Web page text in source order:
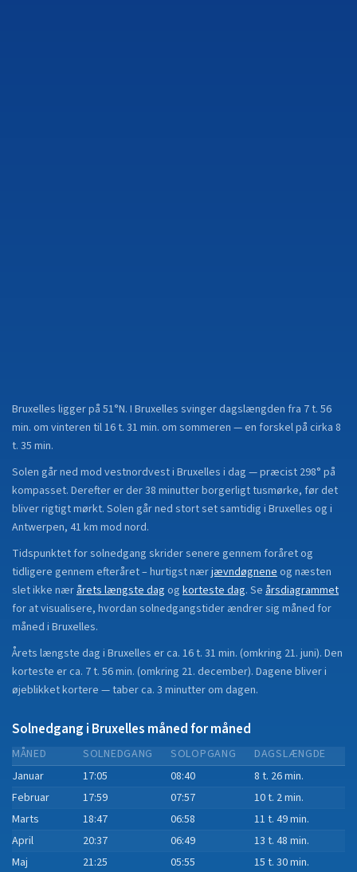
Bruxelles ligger på 51°N. I Bruxelles svinger dagslængden fra 7 t. 56
min. om vinteren til 16 t. 31 min. om sommeren — en forskel på cirka 8
t. 35 min.
Solen går ned mod vestnordvest i Bruxelles i dag — præcist 298° på
kompasset. Derefter er der 38 minutter borgerligt tusmørke, før det
bliver rigtigt mørkt. Solen går ned stort set samtidig i Bruxelles og i
Antwerpen, 41 km mod nord.
Tidspunktet for solnedgang skrider senere gennem foråret og
tidligere gennem efteråret– hurtigst nærjævndøgneneog næsten
slet ikke nærårets længste dag og korteste dag. Se årsdiagrammet
for at visualisere, hvordan solnedgangstider ændrer sig måned for
måned i Bruxelles.
Årets længste dag i Bruxelles er ca. 16 t. 31 min. (omkring 21. juni). Den
korteste er ca. 7 t. 56 min. (omkring 21. december). Dagene bliver i
øjeblikketkortere —taberca. 3 minutterom dagen.
Solnedgang i Bruxelles måned for måned
MÅNED SOLNEDGANG SOLOPGANG
DAGSLÆNGDE
Januar
17:05 08:40
8 t. 26 min.
Februar
17:59 07:57
10 t. 2 min.
Marts
18:47 06:58
11 t. 49 min.
April
20:37 06:49
13 t. 48 min.
Maj
21:25 05:55
15 t. 30 min.